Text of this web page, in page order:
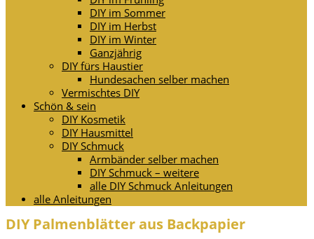
DIY im Sommer
DIY im Herbst
DIY im Winter
Ganzjährig
DIY fürs Haustier
Hundesachen selber machen
Vermischtes DIY
Schön & sein
DIY Kosmetik
DIY Hausmittel
DIY Schmuck
Armbänder selber machen
DIY Schmuck – weitere
alle DIY Schmuck Anleitungen
alle Anleitungen
DIY Palmenblätter aus Backpapier